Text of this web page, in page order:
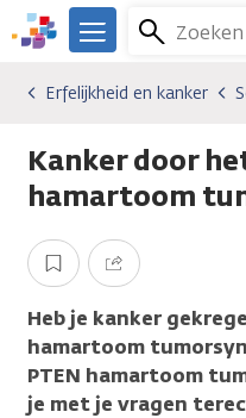
Overslaan
en
gaan
We
er
je.
Kanker.nl
Zoeken
Menu
Erfelijkheid en kanker
Erfelijkheid en kanker
Soorten erfelijke aanleg
Erfelijkheid en kanker
Kanker door
hamartoom
Opslaan Delen
Heb je kanker
hamartoom
PTEN hamartoom
je met je vragen